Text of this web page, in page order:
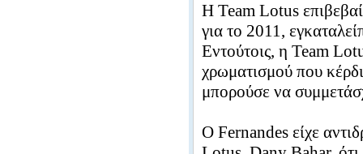
H Team Lotus
για το 2011,
Εντούτοις, η Team
χρωματισμού που
μπορούσε να
Ο Fernandes είχε